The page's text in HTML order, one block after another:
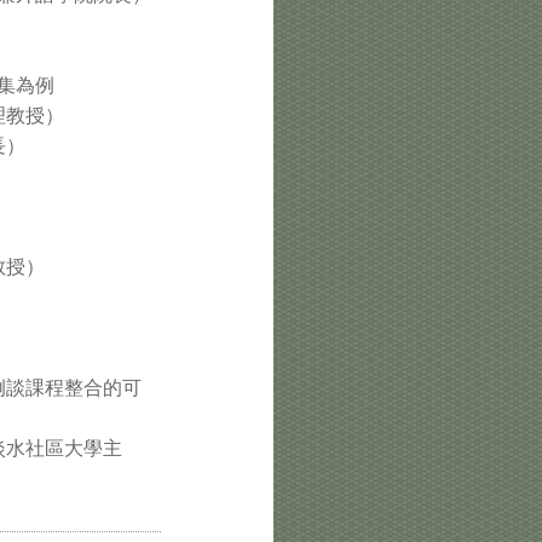
為例
授）
）
談課程整合的可
社區大學主